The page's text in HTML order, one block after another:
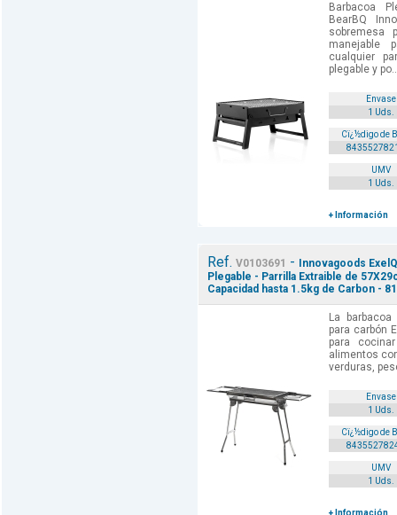
Barbacoa
BearBQ
sobremesa
manejable
cualquier
plegable y
Envase
1 Uds.
Cï¿½digo de
UMV
1 Uds.
+ Información
Ref. V0103691 -
Innovagoods
Plegable - Parrilla Extraible de
Capacidad hasta 1.5kg de Carbon -
La
para carbón
para
alimentos
verduras,
Envase
1 Uds.
Cï¿½digo de
UMV
1 Uds.